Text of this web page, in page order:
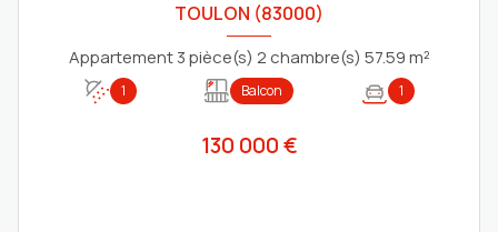
TOULON (83000)
Appartement 3 pièce(s) 2 chambre(s) 57.59 m²
1 Balcon 1
130 000 €